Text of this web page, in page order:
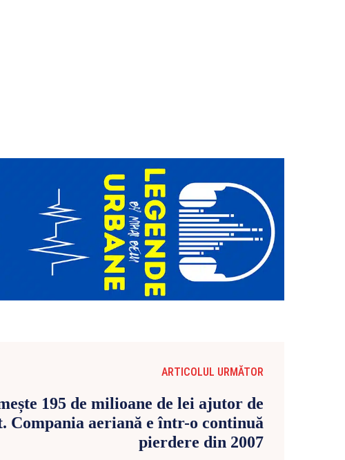
ARTICOLUL URMĂTOR
195 de milioane de lei ajutor de
Compania aeriană e într-o continuă
pierdere din 2007